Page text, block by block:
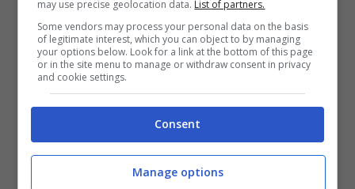
Figuriamoci vederlo strappare alla vita
davanti ai propri occhi.
È proprio qui che si inserisce l’appello:
giustizia per Choco. L’invito è a condividere il
più possibile la storia, nella speranza di
individuare il responsabile e consegnarlo alle
forze dell’ordine.
may use precise geolocation data. List of partners.
Some vendors may process your personal data on the basis
of legitimate interest, which you can object to by managing
your options below. Look for a link at the bottom of this page
or in the site menu to manage or withdraw consent in privacy
and cookie settings.
Consent
Manage options